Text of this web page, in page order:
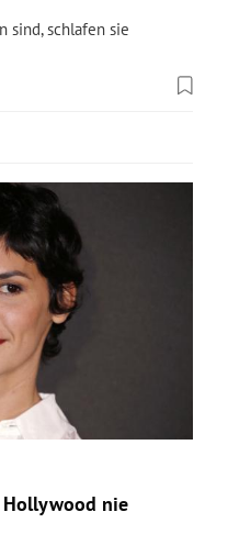
sind, schlafen sie
Hollywood nie